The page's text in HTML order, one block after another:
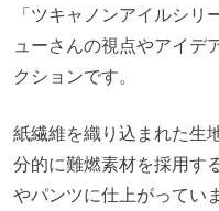
「ツキャノンアイルシ
ューさんの視点やアイデ
クションです。
紙繊維を織り込まれた生
分的に難燃素材を採用す
やパンツに仕上がって